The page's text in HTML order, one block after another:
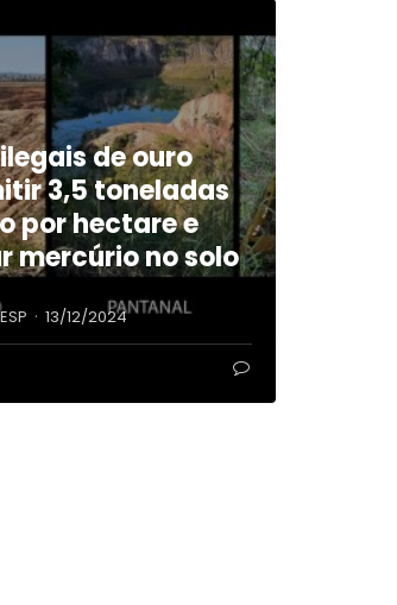
de ouro
3,5 toneladas
por hectare e
mercúrio no solo
· 13/12/2024